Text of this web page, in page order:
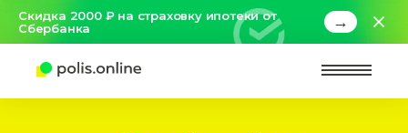
Скидка 2000 ₽ на страховку ипотеки от
Сбербанка
→